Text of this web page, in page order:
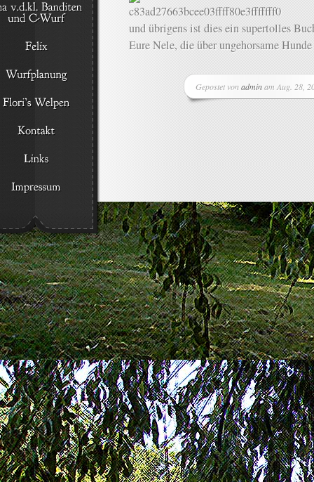
und übrigens ist dies ein supertolles
Eure Nele, die über ungehorsame
Gepostet von adminam Aug. 28,